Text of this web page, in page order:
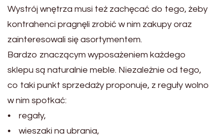
Wystrój wnętrza musi też zachęcać do tego, żeby
kontrahenci pragnęli zrobić w nim zakupy oraz
zainteresowali się asortymentem.
Bardzo znaczącym wyposażeniem każdego
sklepu są naturalnie meble. Niezależnie od tego,
co taki punkt sprzedaży proponuje, z reguły wolno
w nim spotkać:
• regały,
• wieszaki na ubrania,